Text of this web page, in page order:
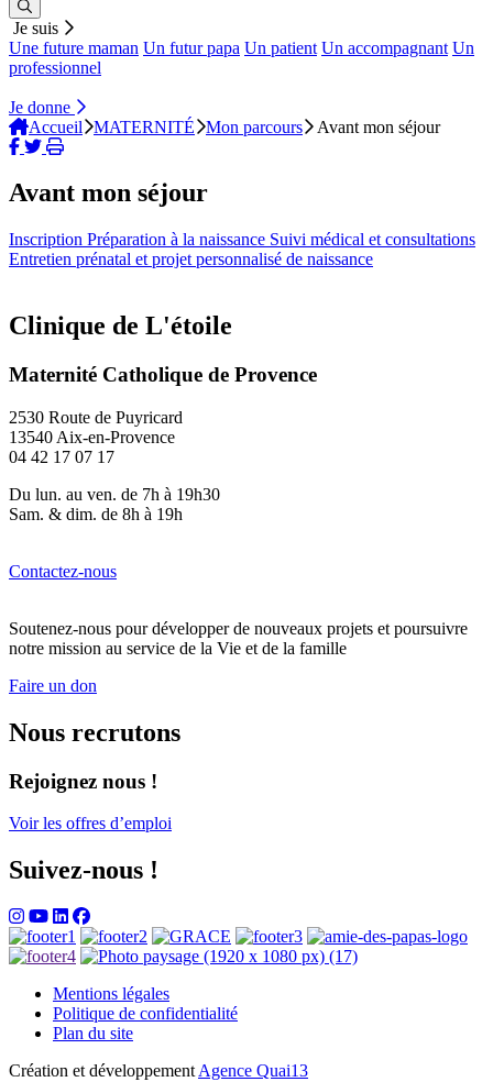
Je suis
Une future maman Un futur papa Un patient Un accompagnant Un
professionnel
Je donne
Accueil
MATERNITÉ Mon parcours Avant mon séjour
Avant mon séjour
Inscription Préparation à la naissance Suivi médical et consultations
Entretien prénatal et projet personnalisé de naissance
Clinique de L'étoile
Maternité Catholique de Provence
2530 Route de Puyricard
13540 Aix-en-Provence
04 42 17 07 17
Du lun. au ven. de 7h à 19h30
Sam. & dim. de 8h à 19h
Contactez-nous
Soutenez-nous pour développer de nouveaux projets et poursuivre
notre mission au service de la Vie et de la famille
Faire un don
Nous recrutons
Rejoignez nous !
Voir les offres d’emploi
Suivez-nous !
Mentions légales
Politique de confidentialité
Plan du site
Création et développement Agence Quai13